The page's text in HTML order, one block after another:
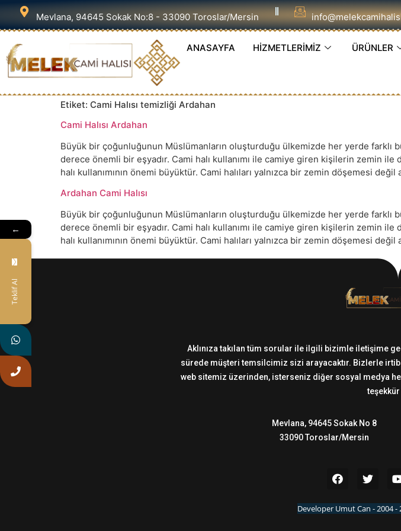
Mevlana, 94645 Sokak No:8 - 33090 Toroslar/Mersin
ANASAYFA HİZMETLERİMİZ ÜRÜNLER
Etiket: Cami Halısı temizliği Ardahan
Cami Halısı Ardahan
Büyük bir çoğunluğunun Müslümanların oluşturduğu ülkemizde her yerde farklı
derece önemli bir eşyadır. Cami halı kullanımı ile camiye giren kişilerin zemin
halı kullanımının önemi büyüktür. Cami halıları yalnızca bir zemin döşemesi
Ardahan Cami Halısı
Büyük bir çoğunluğunun Müslümanların oluşturduğu ülkemizde her yerde farklı
derece önemli bir eşyadır. Cami halı kullanımı ile camiye giren kişilerin zemin
halı kullanımının önemi büyüktür. Cami halıları yalnızca bir zemin döşemesi
Aklınıza takılan tüm sorular ile ilgili bizimle iletişime
sürede müşteri temsilcimiz sizi arayacaktır. Bizlerle
web sitemiz üzerinden, isterseniz diğer sosyal medya
Mevlana, 94645 Sokak No 8
33090 Toroslar/Mersin
Developer Umut Can - 2004 -
←
Teklif Al